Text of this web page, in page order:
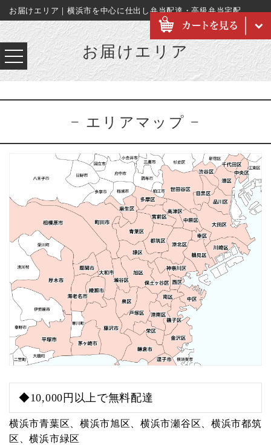
お届けエリア｜横浜市を中心に仕出し弁当配達・高級弁当宅配
お届けエリア
− エリアマップ −
◆10,000円以上で無料配達
横浜市青葉区、横浜市旭区、横浜市瀬谷区、横浜市都筑
区、横浜市緑区